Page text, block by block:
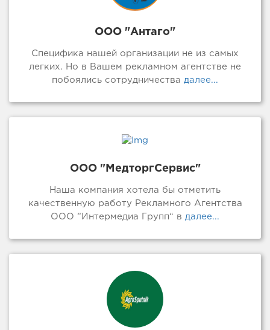
ООО "Антаго"
Специфика нашей организации не из самых
легких. Но в Вашем рекламном агентстве не
побоялись сотрудничества далее...
ООО "МедторгСервис"
Наша компания хотела бы отметить
качественную работу Рекламного Агентства
ООО ”Интермедиа Групп“ в далее...